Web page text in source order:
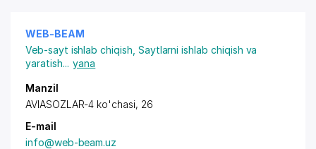
WEB-BEAM
Veb-sayt ishlab chiqish Saytlarni ishlab chiqish va
yaratish... yana
Manzil
AVIASOZLAR-4 ko'chasi, 26
E-mail
info@web-beam.uz